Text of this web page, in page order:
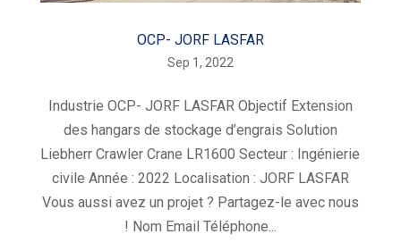
OCP- JORF LASFAR
Sep 1, 2022
Industrie OCP- JORF LASFAR Objectif Extension
des hangars de stockage d’engrais Solution
Liebherr Crawler Crane LR1600 Secteur : Ingénierie
civile Année : 2022 Localisation : JORF LASFAR
Vous aussi avez un projet ? Partagez-le avec nous
! Nom Email Téléphone...